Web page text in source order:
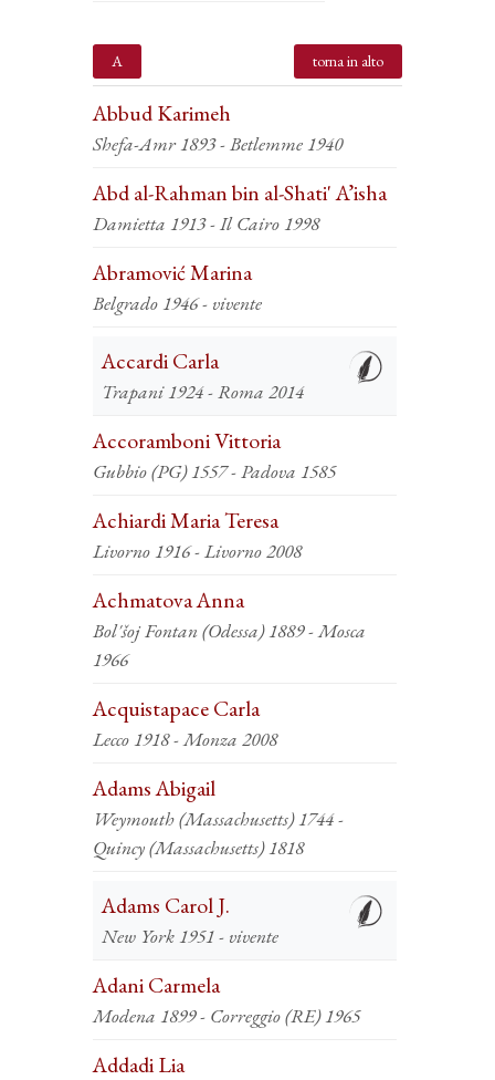
A torna in alto
Abbud Karimeh
Shefa-Amr 1893 - Betlemme 1940
Abd al-Rahman bin al-Shati' A’isha
Damietta 1913 - Il Cairo 1998
Abramović Marina
Belgrado 1946 - vivente
Accardi Carla
Trapani 1924 - Roma 2014
Accoramboni Vittoria
Gubbio (PG) 1557 - Padova 1585
Achiardi Maria Teresa
Livorno 1916 - Livorno 2008
Achmatova Anna
Bol'šoj Fontan (Odessa) 1889 - Mosca
1966
Acquistapace Carla
Lecco 1918 - Monza 2008
Adams Abigail
Weymouth (Massachusetts) 1744 -
Quincy (Massachusetts) 1818
Adams Carol J.
New York 1951 - vivente
Adani Carmela
Modena 1899 - Correggio (RE) 1965
Addadi Lia